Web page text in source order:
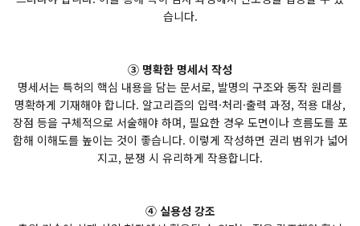
습니다.
③ 명확한 명세서 작성
명세서는 특허의 핵심 내용을 담는 문서로, 발명의 구조와 동작 원리를
명확하게 기재해야 합니다. 알고리즘의 입력·처리·출력 과정, 적용 대상,
장점 등을 구체적으로 서술해야 하며, 필요한 경우 도면이나 흐름도를 포
함해 이해도를 높이는 것이 좋습니다. 이렇게 작성하면 권리 범위가 넓어
지고, 분쟁 시 유리하게 작용합니다.
④ 실용성 강조